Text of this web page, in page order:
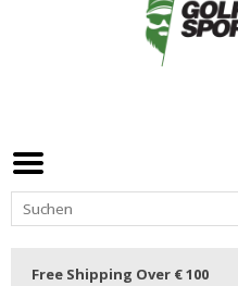
Free Shipping Over € 100